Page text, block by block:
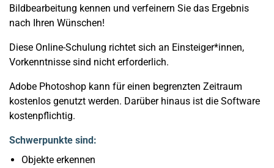
Bildbearbeitung kennen und verfeinern Sie das Ergebnis
nach Ihren Wünschen!
Diese Online-Schulung richtet sich an Einsteiger*innen,
Vorkenntnisse sind nicht erforderlich.
Adobe Photoshop kann für einen begrenzten Zeitraum
kostenlos genutzt werden. Darüber hinaus ist die Software
kostenpflichtig.
Schwerpunkte sind:
Objekte erkennen